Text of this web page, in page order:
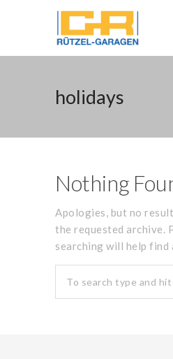
holidays
Nothing
Apologies, but no
the requested archive.
searching will help find